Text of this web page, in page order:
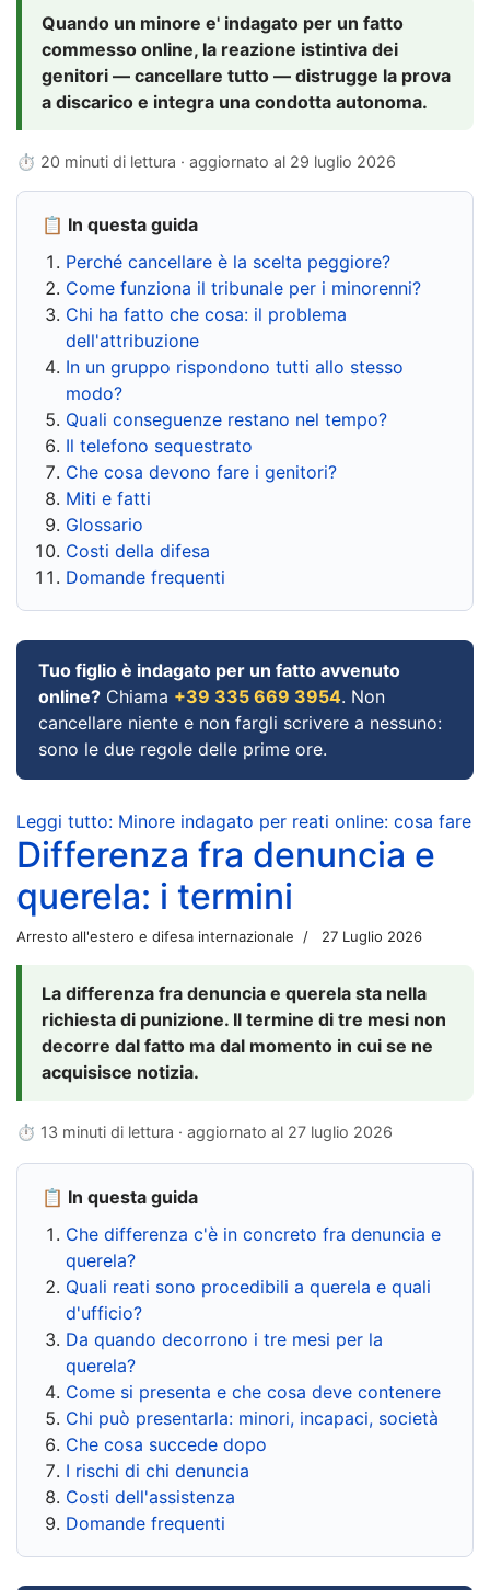
Quando un minore e' indagato per un fatto
commesso online, la reazione istintiva dei
genitori — cancellare tutto — distrugge la prova
a discarico e integra una condotta autonoma.
⏱ 20 minuti di lettura · aggiornato al 29 luglio 2026
📋 In questa guida
Perché cancellare è la scelta peggiore?
Come funziona il tribunale per i minorenni?
Chi ha fatto che cosa: il problema
dell'attribuzione
In un gruppo rispondono tutti allo stesso
modo?
Quali conseguenze restano nel tempo?
Il telefono sequestrato
Che cosa devono fare i genitori?
Miti e fatti
Glossario
Costi della difesa
Domande frequenti
Tuo figlio è indagato per un fatto avvenuto
online? Chiama +39 335 669 3954. Non
cancellare niente e non fargli scrivere a nessuno:
sono le due regole delle prime ore.
Leggi tutto: Minore indagato per reati online: cosa fare
Differenza fra denuncia e
querela: i termini
Arresto all'estero e difesa internazionale 27 Luglio 2026
La differenza fra denuncia e querela sta nella
richiesta di punizione. Il termine di tre mesi non
decorre dal fatto ma dal momento in cui se ne
acquisisce notizia.
⏱ 13 minuti di lettura · aggiornato al 27 luglio 2026
📋 In questa guida
Che differenza c'è in concreto fra denuncia e
querela?
Quali reati sono procedibili a querela e quali
d'ufficio?
Da quando decorrono i tre mesi per la
querela?
Come si presenta e che cosa deve contenere
Chi può presentarla: minori, incapaci, società
Che cosa succede dopo
I rischi di chi denuncia
Costi dell'assistenza
Domande frequenti